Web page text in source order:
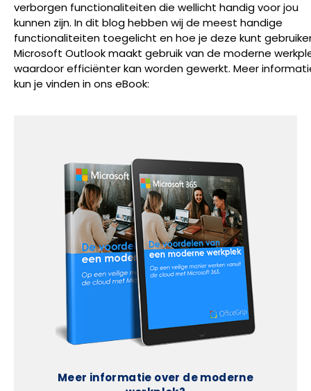
verborgen functionaliteiten die wellicht handig voor jou
kunnen zijn. In dit blog hebben wij de meest handige
functionaliteiten toegelicht en hoe je deze kunt
Microsoft Outlook maakt gebruik van de moderne
waardoor efficiënter kan worden gewerkt. Meer
kun je vinden in ons eBook:
Meer informatie over de moderne